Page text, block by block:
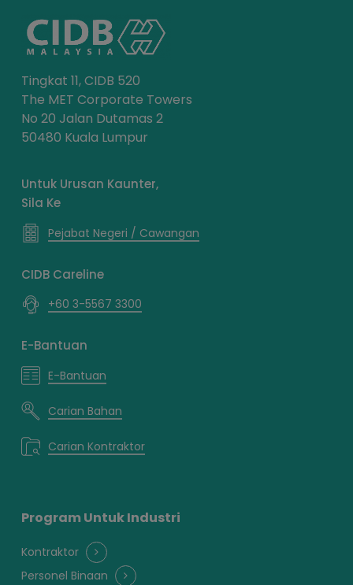
Tingkat 11, CIDB 520
The MET Corporate Towers
No 20 Jalan Dutamas 2
50480 Kuala Lumpur
Untuk Urusan Kaunter,
Sila Ke
Pejabat Negeri / Cawangan
CIDB Careline
+60 3-5567 3300
E-Bantuan
E-Bantuan
Carian Bahan
Carian Kontraktor
Program Untuk Industri
Kontraktor
Personel Binaan